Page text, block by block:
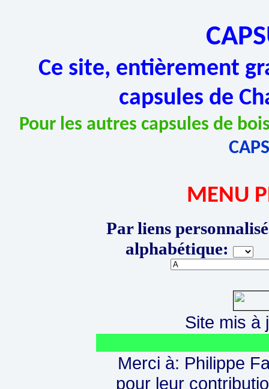
Ce site, entièrement
capsules de
Pour les autres capsules de
MENU
Par liens
alphabétique:
Site mis à
Merci à: Philippe
pour leur